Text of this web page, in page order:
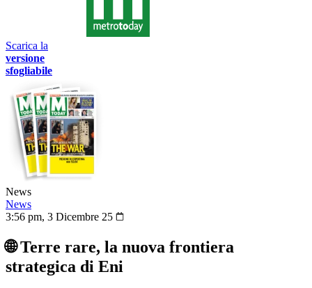
Scarica la
versione
sfogliabile
News
News
3:56 pm, 3 Dicembre 25
🌐 Terre rare, la nuova frontiera
strategica di Eni